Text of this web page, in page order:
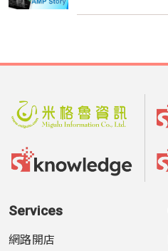
Services
網路開店